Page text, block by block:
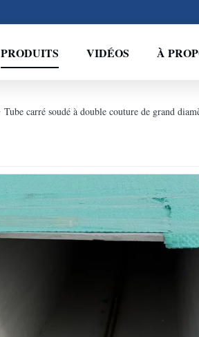
PRODUITS VIDÉOS À
Tube carré soudé à double couture de grand